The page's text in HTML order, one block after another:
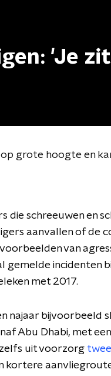
'Je
grote hoogte en
die schreeuwen en
aanvallen of de
van
gemelde incidenten
met 2017.
najaar bijvoorbeeld
Abu Dhabi, met
uit voorzorg
kortere